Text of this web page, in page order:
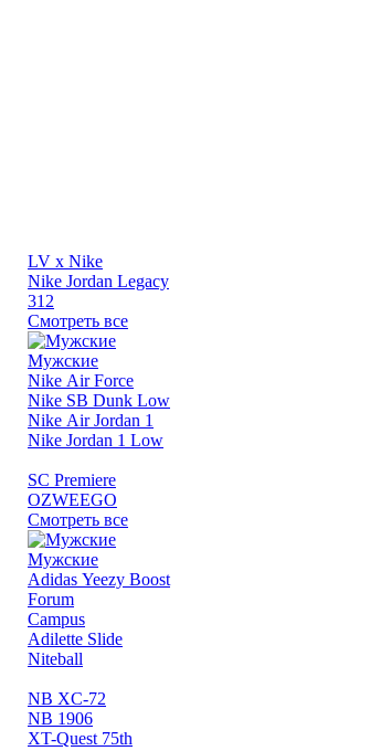
LV x Nike
Nike Jordan Legacy
312
Смотреть все
Мужские
Nike Air Force
Nike SB Dunk Low
Nike Air Jordan 1
Nike Jordan 1 Low
SC Premiere
OZWEEGO
Смотреть все
Мужские
Adidas Yeezy Boost
Forum
Campus
Adilette Slide
Niteball
NB XC-72
NB 1906
XT-Quest 75th